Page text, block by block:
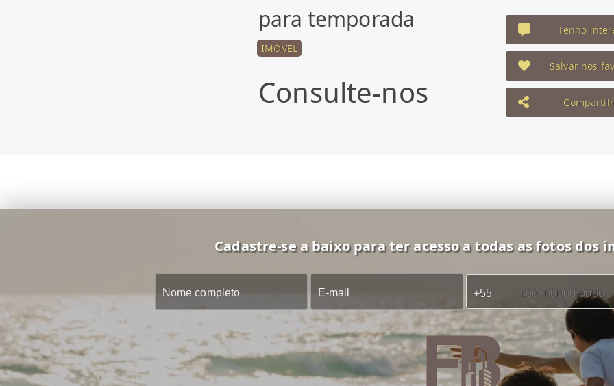
para temporada
IMÓVEL
Consulte-nos
Tenho
Salvar nos
Cadastre-se a baixo para ter acesso a todas as fotos dos